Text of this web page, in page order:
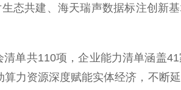
态共建、海天瑞声数据标注创新
单共110项，企业能力清单涵盖41
力资源深度赋能实体经济，不断